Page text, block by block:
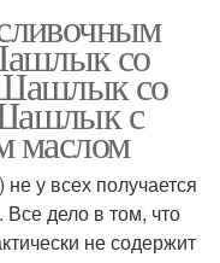
со
со
с
маслом
у всех получается
дело в том, что
не содержит